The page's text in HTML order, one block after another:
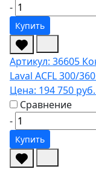
-
Купить
Артикул: 36605
Laval ACFL 300/360
Цена: 194 750 руб.
Сравнение
-
Купить